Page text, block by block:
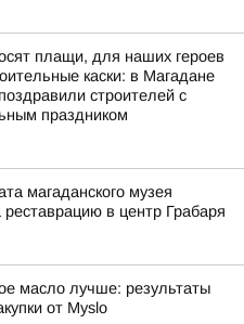
плащи, для наших героев
каски: в Магадане
строителей с
праздником
магаданского музея
в центр Грабаря
масло лучше: результаты
от Myslo